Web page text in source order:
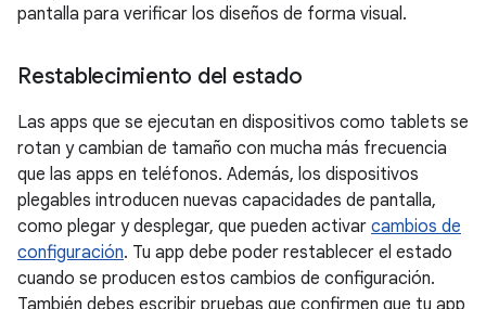
pantalla para verificar los diseños de forma visual.
Restablecimiento del estado
Las apps que se ejecutan en dispositivos como tablets se
rotan y cambian de tamaño con mucha más frecuencia
que las apps en teléfonos. Además, los dispositivos
plegables introducen nuevas capacidades de pantalla,
como plegar y desplegar, que pueden activar cambios de
configuración. Tu app debe poder restablecer el estado
cuando se producen estos cambios de configuración.
También debes escribir pruebas que confirmen que tu app